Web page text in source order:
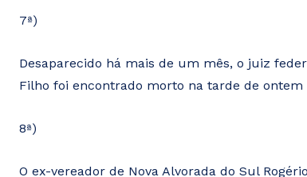
7ª)
Desaparecido há mais de um mês, o juiz
Filho foi encontrado morto na tarde de
8ª)
O ex-vereador de Nova Alvorada do Sul